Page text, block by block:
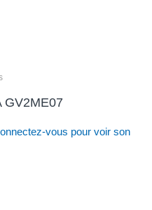
GV2ME07
vous pour voir son